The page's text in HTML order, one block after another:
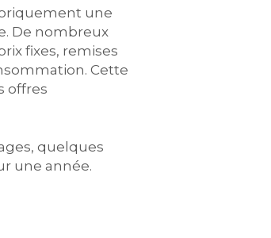
une
De nombreux
fixes, remises
Cette
offres
quelques
une année.